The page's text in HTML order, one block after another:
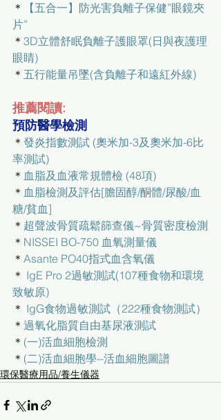
＊
【五合一】防光害負離子保健”眼鏡夾
片”
＊ 3D立體舒眠負離子護眼罩(日與夜護理
眼睛)
＊ 五行能量吊墜(含負離子和遠紅外線)
推薦閱讀:
預防醫學檢測
＊ 發炎指數測試 (奧米加-3及奧米加-6比
率測試)
＊ 血脂及血液常規體檢 (48項)
＊ 血脂檢測及評估[膽固醇/酮體/尿酸/血
糖/貧血]
＊ 超聲波骨質疏鬆篩查儀~骨質密度檢測
＊ NISSEI BO-750 血氧測量儀
＊ Asante PO40指式血含氧儀
＊ IgE Pro 2過敏測試(107種食物和環境
致敏原)
＊ IgG食物過敏測試（222種食物測試）
＊ 過氧化脂質自由基尿液測試
＊ (一)活血細胞檢測
＊ (二)活血細胞學--活血細胞圖譜
環保醫療用品/養生儀器